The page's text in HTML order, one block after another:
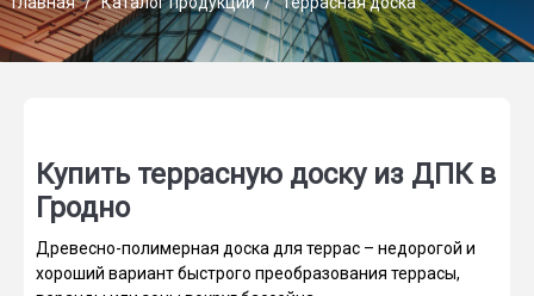
Купить террасную доску из ДПК в
Гродно
Древесно-полимерная доска для террас – недорогой и
хороший вариант быстрого преобразования террасы,